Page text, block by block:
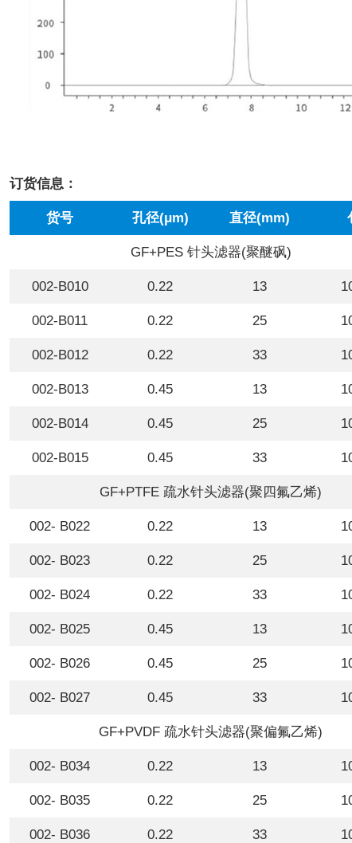
订货信息：
货号 孔径(μm) 直径(mm)
GF+PES 针头滤器(聚醚砜)
002-B010 0.22 13
002-B011 0.22 25
002-B012 0.22 33
002-B013 0.45 13
002-B014 0.45 25
002-B015 0.45 33
GF+PTFE 疏水针头滤器(聚四氟乙烯)
002- B022 0.22 13
002- B023 0.22 25
002- B024 0.22 33
002- B025 0.45 13
002- B026 0.45 25
002- B027 0.45 33
GF+PVDF 疏水针头滤器(聚偏氟乙烯)
002- B034 0.22 13
002- B035 0.22 25
002- B036 0.22 33